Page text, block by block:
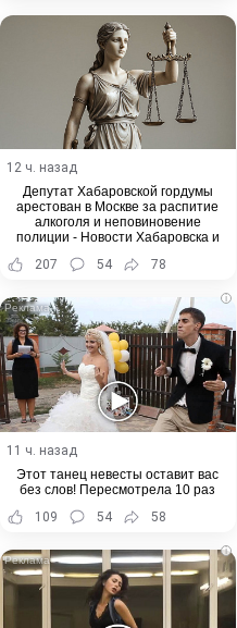
12 ч. назад
Депутат Хабаровской гордумы
арестован в Москве за распитие
алкоголя и неповиновение
полиции - Новости Хабаровска и
207 54 78
i
11 ч. назад
Этот танец невесты оставит вас
без слов! Пересмотрела 10 раз
109
54 58
i